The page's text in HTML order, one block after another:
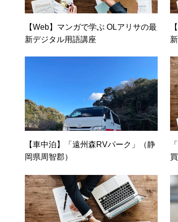
【Web】マンガで学ぶ OLアリサの最
新デジタル用語講座
【車中泊】「遠州森RVパーク」（静
岡県周智郡）